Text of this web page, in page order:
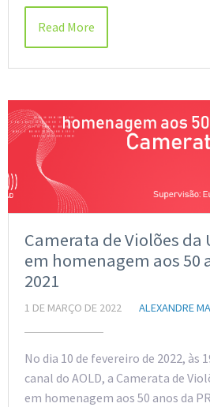
Read More
Camerata de Violões da
em homenagem aos 50
2021
1 DE MARÇO DE 2022 ALEXANDRE
No dia 10 de fevereiro de 2022, às
canal do AOLD, a Camerata de
em homenagem aos 50 anos da